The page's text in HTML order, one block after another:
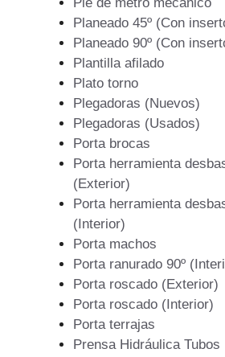
Pie de metro mecanico
Planeado 45º (Con
Planeado 90º (Con
Plantilla afilado
Plato torno
Plegadoras (Nuevos)
Plegadoras (Usados)
Porta brocas
Porta herramienta
(Exterior)
Porta herramienta
(Interior)
Porta machos
Porta ranurado 90º
Porta roscado (Exterior)
Porta roscado (Interior)
Porta terrajas
Prensa Hidráulica Tubos